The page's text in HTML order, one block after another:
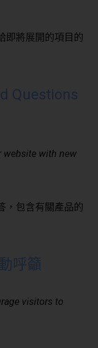
即將展開的項目的
Questions
website with new
，包含有關產品的
呼籲
visitors to